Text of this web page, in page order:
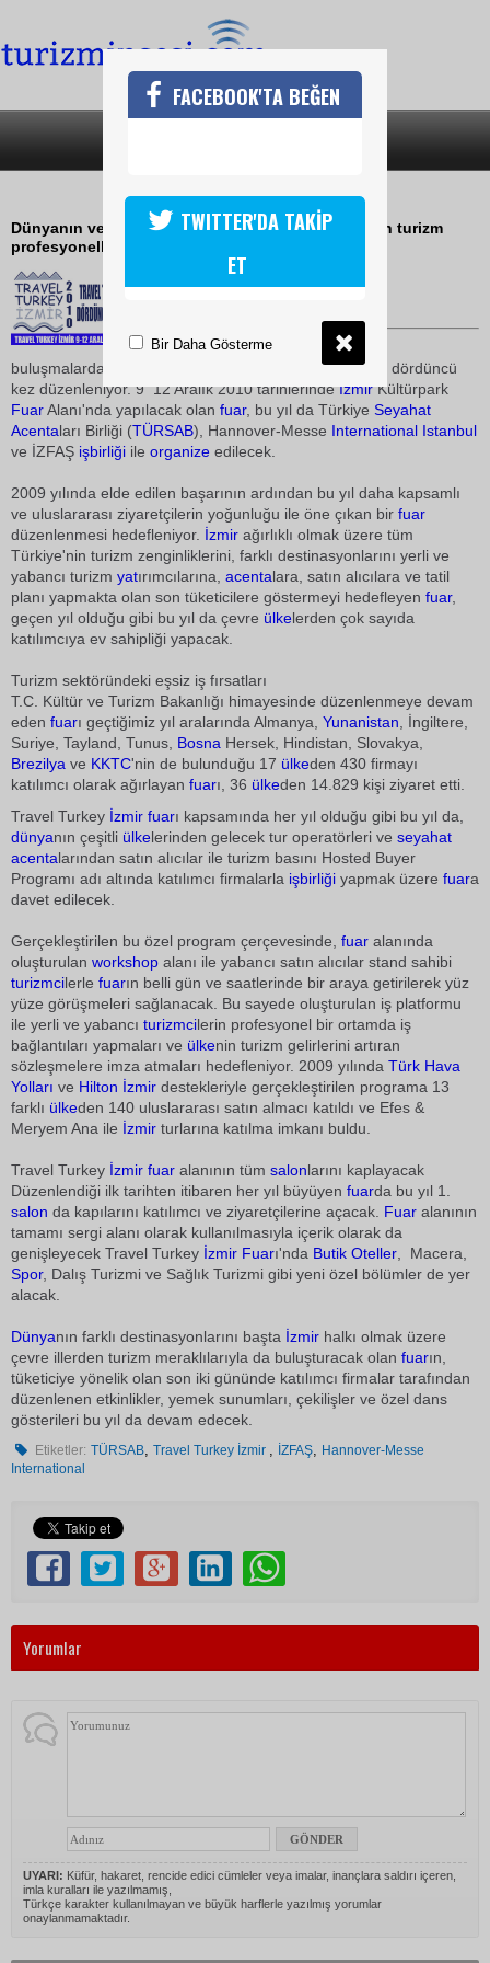
TRAVEL TURKEY İZMİR 2010
Dünyanın ve Türkiye'nin farklı destinasyonlarından turizm
profesyonellerini ağırlamaya hazırlanıyor
26 Nisan 2010 / 11:13
Turizm alanındaki en önemli
buluşmalardan biri olan Travel Turkey
fuarı bu yıl dördüncü
kez düzenleniyor. 9  12 Aralık 2010 tarihlerindeİzmirKültürpark
FuarAlanı'nda yapılacak olan fuar, bu yıl da Türkiye Seyahat
Acentaları Birliği (TÜRSAB), Hannover-Messe International Istanbul
ve İZFAŞ işbirliği ile organize edilecek.
2009 yılında elde edilen başarının ardından bu yıl daha kapsamlı
ve uluslararası ziyaretçilerin yoğunluğu ile öne çıkan bir fuar
düzenlenmesi hedefleniyor. İzmir ağırlıklı olmak üzere tüm
Türkiye'nin turizm zenginliklerini, farklı destinasyonlarını yerli ve
yabancı turizm yatırımcılarına, acentalara, satın alıcılara ve tatil
planı yapmakta olan son tüketicilere göstermeyi hedefleyen fuar,
geçen yıl olduğu gibi bu yıl da çevre ülkelerden çok sayıda
katılımcıya ev sahipliği yapacak.
Turizm sektöründeki eşsiz iş fırsatları
T.C. Kültür ve Turizm Bakanlığı himayesinde düzenlenmeye devam
eden fuarı geçtiğimiz yıl aralarında Almanya, Yunanistan , İngiltere,
Suriye, Tayland, Tunus, Bosna Hersek, Hindistan, Slovakya,
Brezilya ve KKTC'nin de bulunduğu 17 ülkeden 430 firmayı
katılımcı olarak ağırlayan fuarı, 36 ülkeden 14.829 kişi ziyaret etti.
Travel Turkey İzmir fuarı kapsamında her yıl olduğu gibi bu yıl da,
dünyanın çeşitli ülkelerinden gelecek tur operatörleri ve seyahat
acentalarından satın alıcılar ile turizm basını Hosted Buyer
Programı adı altında katılımcı firmalarla işbirliği yapmak üzere fuara
davet edilecek.
Gerçekleştirilen bu özel program çerçevesinde, fuar alanında
oluşturulan workshop alanı ile yabancı satın alıcılar stand sahibi
turizmcilerle fuarın belli gün ve saatlerinde bir araya getirilerek yüz
yüze görüşmeleri sağlanacak. Bu sayede oluşturulan iş platformu
ile yerli ve yabancı turizmcilerin profesyonel bir ortamda iş
bağlantıları yapmaları ve ülkenin turizm gelirlerini artıran
sözleşmelere imza atmaları hedefleniyor. 2009 yılında Türk Hava
Yolları ve Hilton İzmir destekleriyle gerçekleştirilen programa 13
farklı ülkeden 140 uluslararası satın almacı katıldı ve Efes &
Meryem Ana ile  İzmir  turlarına katılma imkanı buldu.
Travel Turkey İzmir fuar alanının tüm salonlarını kaplayacak
Düzenlendiği ilk tarihten itibaren her yıl büyüyen fuarda bu yıl 1.
salon da kapılarını katılımcı ve ziyaretçilerine açacak. Fuar alanının
tamamı sergi alanı olarak kullanılmasıyla içerik olarak da
genişleyecek Travel Turkey İzmir Fuarı'nda  Butik Oteller ,  Macera,
Spor, Dalış Turizmi ve Sağlık Turizmi gibi yeni özel bölümler de yer
alacak.
Dünyanın farklı destinasyonlarını başta İzmir halkı olmak üzere
çevre illerden turizm meraklılarıyla da buluşturacak olan fuarın,
tüketiciye yönelik olan son iki gününde katılımcı firmalar tarafından
düzenlenen etkinlikler, yemek sunumları, çekilişler ve özel dans
gösterileri bu yıl da devam edecek.
Etiketler: TÜRSAB,Travel Turkey İzmir , İZFAŞ, Hannover-Messe
International
Yorumlar
UYARI: Küfür, hakaret, rencide edici cümleler veya imalar, inançlara saldırı içeren,
imla kuralları ile yazılmamış,
Türkçe karakter kullanılmayan ve büyük harflerle yazılmış yorumlar
onaylanmamaktadır.
FACEBOOK'TA BEĞEN
TWITTER'DA TAKİP
ET
Bir Daha Gösterme